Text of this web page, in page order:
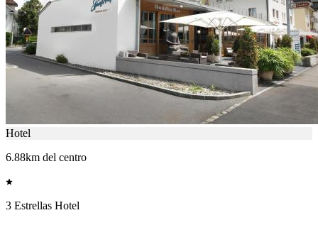
Hotel
6.88km del centro
3 Estrellas Hotel